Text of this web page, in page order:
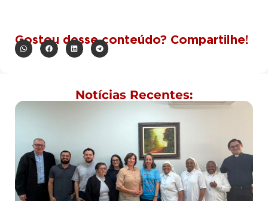
Gostou desse conteúdo? Compartilhe!
Notícias Recentes: